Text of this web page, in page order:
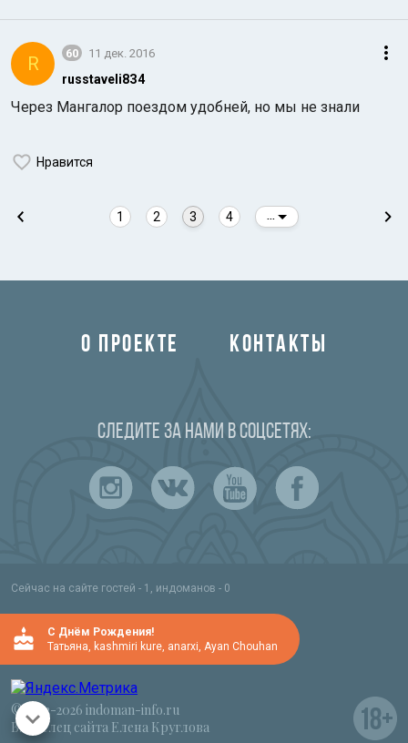
R 60 11 дек. 2016
russtaveli8З4
Через Мангалор поездом удобней, но мы не знали
Нравится
1 2 3 4
О ПРОЕКТЕ КОНТАКТЫ
Следите за нами в соцсетях:
Сейчас на сайте гостей - 1, индоманов - 0
C Днём Рождения!
Татьяна, kashmiri kure, anarxi, Ayan Chouhan
© 2012-2026 indoman-info.ru
Владелец сайта Елена Круглова